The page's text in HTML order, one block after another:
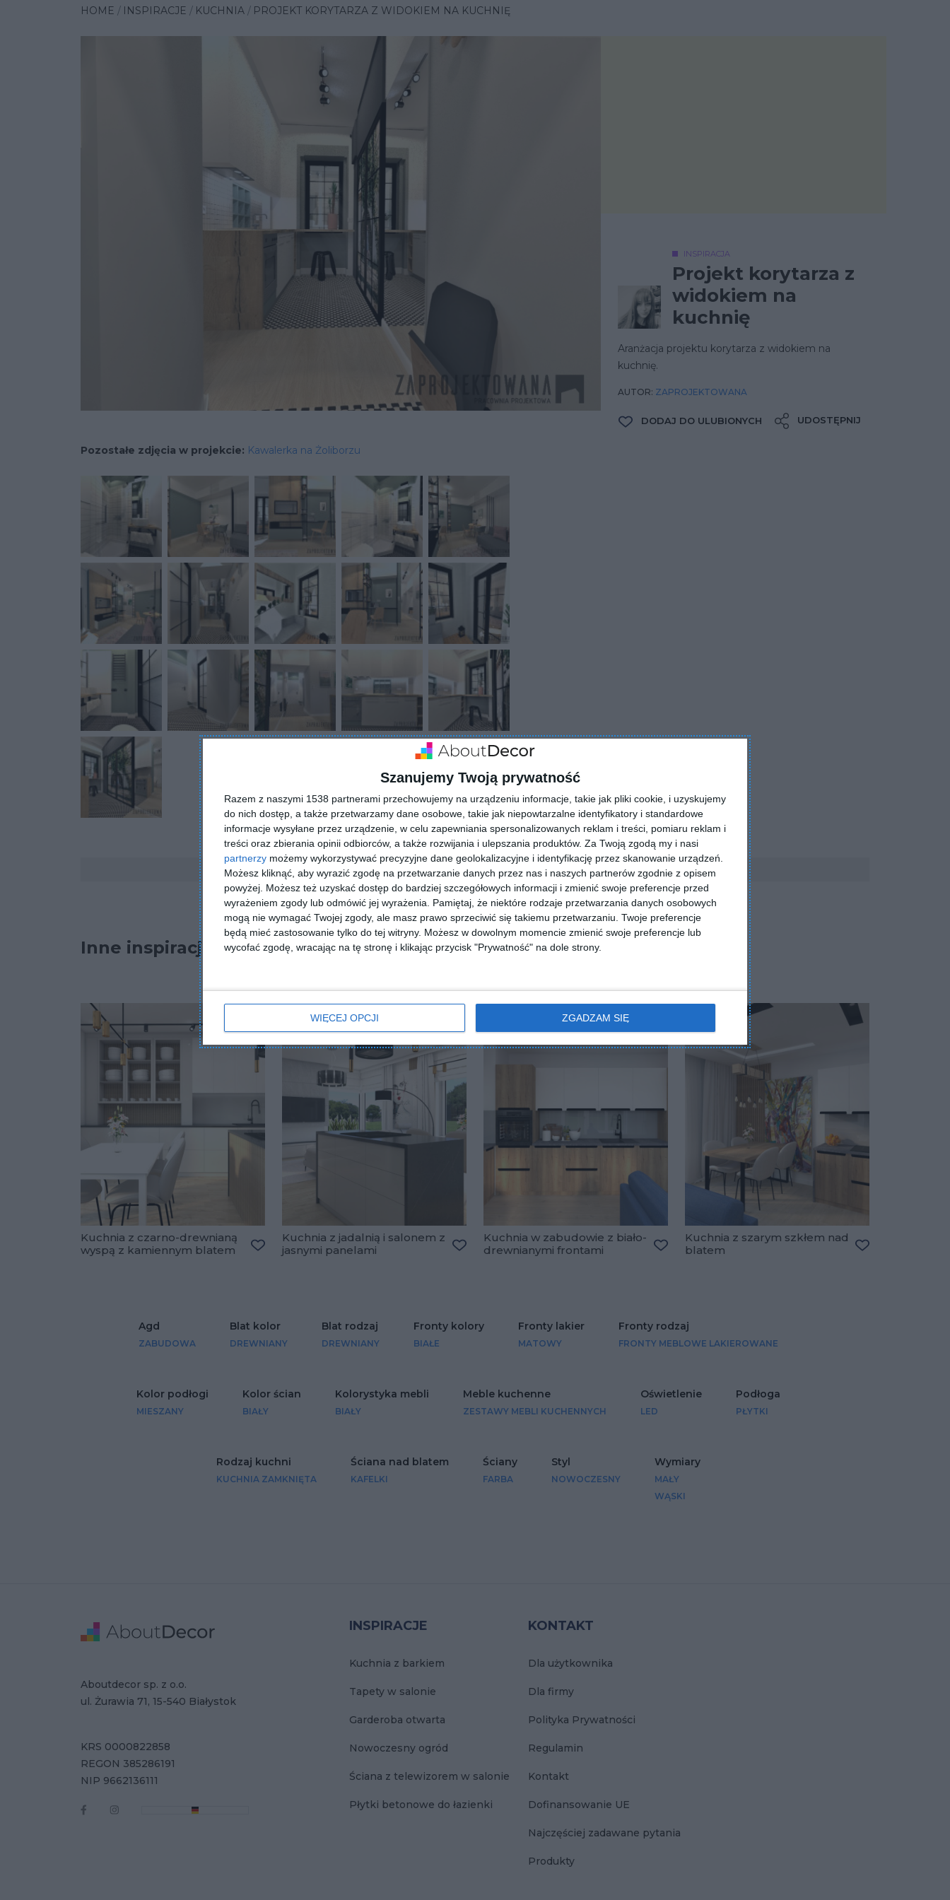
Szanujemy Twoją prywatność
Razem z naszymi 1538 partnerami przechowujemy na urządzeniu informacje, takie jak pliki cookie, i uzyskujemy
do nich dostęp, a także przetwarzamy dane osobowe, takie jak niepowtarzalne identyfikatory i standardowe
informacje wysyłane przez urządzenie, w celu zapewniania spersonalizowanych reklam i treści, pomiaru reklam i
treści oraz zbierania opinii odbiorców, a także rozwijania i ulepszania produktów. Za Twoją zgodą my i nasi
partnerzy możemy wykorzystywać precyzyjne dane geolokalizacyjne i identyfikację przez skanowanie urządzeń.
Możesz kliknąć, aby wyrazić zgodę na przetwarzanie danych przez nas i naszych partnerów zgodnie z opisem
powyżej. Możesz też uzyskać dostęp do bardziej szczegółowych informacji i zmienić swoje preferencje przed
wyrażeniem zgody lub odmówić jej wyrażenia.
Pamiętaj, że niektóre rodzaje przetwarzania danych osobowych
mogą nie wymagać Twojej zgody, ale masz prawo sprzeciwić się takiemu przetwarzaniu. Twoje preferencje
będą mieć zastosowanie tylko do tej witryny. Możesz w dowolnym momencie zmienić swoje preferencje lub
wycofać zgodę, wracając na tę stronę i klikając przycisk "Prywatność" na dole strony.
WIĘCEJ OPCJI ZGADZAM SIĘ
HOME INSPIRACJE KUCHNIA PROJEKT KORYTARZA Z WIDOKIEM NA KUCHNIĘ
INSPIRACJA
Projekt korytarza z
widokiem na
kuchnię
Aranżacja projektu korytarza z widokiem na
kuchnię.
AUTOR: ZAPROJEKTOWANA
DODAJ DO ULUBIONYCH UDOSTĘPNIJ
Pozostałe zdjęcia w projekcie: Kawalerka na Żoliborzu
ZADAJ PYTANIE
Inne inspiracje
Kuchnia z czarno-drewnianą
wyspą z kamiennym blatem
Kuchnia z jadalnią i salonem z
jasnymi panelami
Kuchnia w zabudowie z biało-
drewnianymi frontami
Kuchnia z szarym szkłem nad
blatem
Agd
ZABUDOWA
Blat kolor
DREWNIANY
Blat rodzaj
DREWNIANY
Fronty kolory
BIAŁE
Fronty lakier
MATOWY
Fronty rodzaj
FRONTY MEBLOWE LAKIEROWANE
Kolor podłogi
MIESZANY
Kolor ścian
BIAŁY
Kolorystyka mebli
BIAŁY
Meble kuchenne
ZESTAWY MEBLI KUCHENNYCH
Oświetlenie
LED
Podłoga
PŁYTKI
Rodzaj kuchni
KUCHNIA ZAMKNIĘTA
Ściana nad blatem
KAFELKI
Ściany
FARBA
Styl
NOWOCZESNY
Wymiary
MAŁY
WĄSKI
INSPIRACJE
Kuchnia z barkiem
Tapety w salonie
Garderoba otwarta
Nowoczesny ogród
Ściana z telewizorem w salonie
Płytki betonowe do łazienki
KONTAKT
Dla użytkownika
Dla firmy
Polityka Prywatności
Regulamin
Kontakt
Dofinansowanie UE
Najczęściej zadawane pytania
Produkty
Adres
Aboutdecor sp. z o.o.
ul. Żurawia 71, 15-540 Białystok
Dane Firmy
KRS 0000822858
REGON 385286191
NIP 9662136111